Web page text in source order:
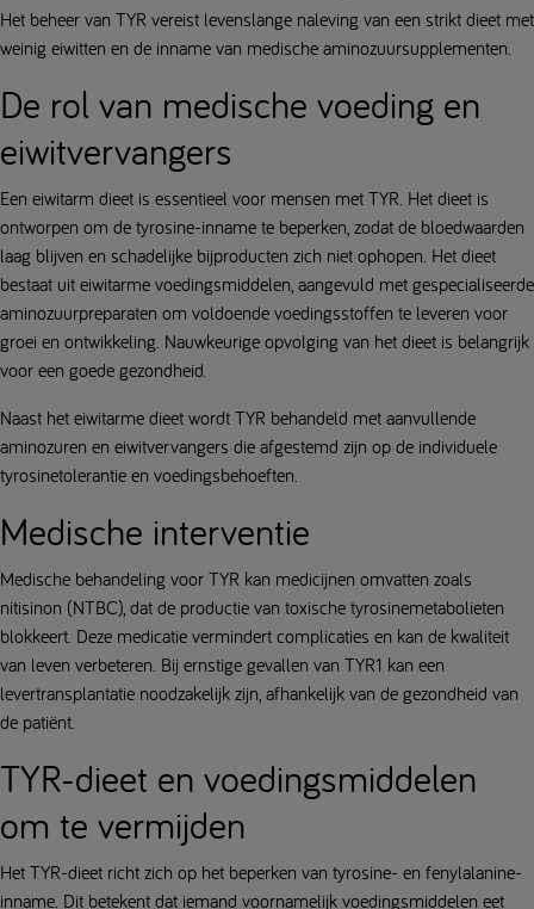
Het beheer van TYR vereist levenslange naleving van een strikt dieet met
weinig eiwitten en de inname van medische aminozuursupplementen.
De rol van medische voeding en
eiwitvervangers
Een eiwitarm dieet is essentieel voor mensen met TYR. Het dieet is
ontworpen om de tyrosine-inname te beperken, zodat de bloedwaarden
laag blijven en schadelijke bijproducten zich niet ophopen. Het dieet
bestaat uit eiwitarme voedingsmiddelen, aangevuld met gespecialiseerde
aminozuurpreparaten om voldoende voedingsstoffen te leveren voor
groei en ontwikkeling. Nauwkeurige opvolging van het dieet is belangrijk
voor een goede gezondheid.
Naast het eiwitarme dieet wordt TYR behandeld met aanvullende
aminozuren en eiwitvervangers die afgestemd zijn op de individuele
tyrosinetolerantie en voedingsbehoeften.
Medische interventie
Medische behandeling voor TYR kan medicijnen omvatten zoals
nitisinon (NTBC), dat de productie van toxische tyrosinemetabolieten
blokkeert. Deze medicatie vermindert complicaties en kan de kwaliteit
van leven verbeteren. Bij ernstige gevallen van TYR1 kan een
levertransplantatie noodzakelijk zijn, afhankelijk van de gezondheid van
de patiënt.
TYR-dieet en voedingsmiddelen
om te vermijden
Het TYR-dieet richt zich op het beperken van tyrosine- en fenylalanine-
inname. Dit betekent dat iemand voornamelijk voedingsmiddelen eet